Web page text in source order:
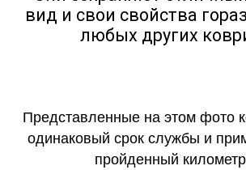
вид и свои свойства
любых других
Представленные на этом фото
одинаковый срок службы и
пройденный